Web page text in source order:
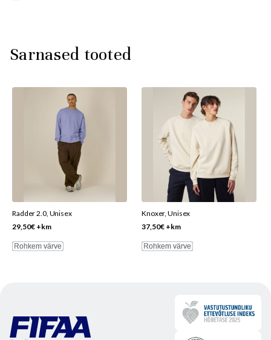
Sarnased tooted
Radder 2.0, Unisex
29,50€ +km
Rohkem värve
be
chosen
the
Knoxer, Unisex
37,50€ +km
Rohkem värve
multiple
variants.
options
be
chosen
the